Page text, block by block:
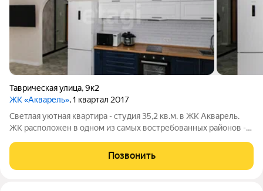
Таврическая улица,9к2
ЖК «Акварель», 1 квартал 2017
Светлая уютная квартира - студия 35,2 кв.м. в ЖК Акварель.
ЖК расположен в одном из самых востребованных районов -
исторической части города 25-30 мин ходьбы. В квартире
выполнен свежий ремонт: в
Позвонить